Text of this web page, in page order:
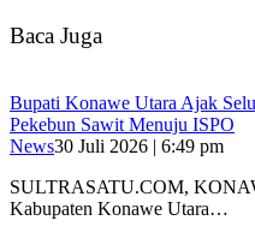
Baca Juga
Bupati Konawe Utara Ajak
Pekebun Sawit Menuju ISPO
News30 Juli 2026 | 6:49 pm
SULTRASATU.COM,
Kabupaten Konawe Utara…